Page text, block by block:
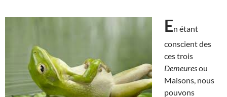
En étant
conscient des
ces trois
Demeuresou
Maisons, nous
pouvons